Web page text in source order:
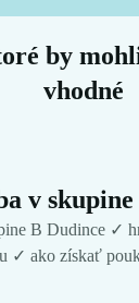
by
vhodné
v skupine
B Dudince ✓
✓ ako získať